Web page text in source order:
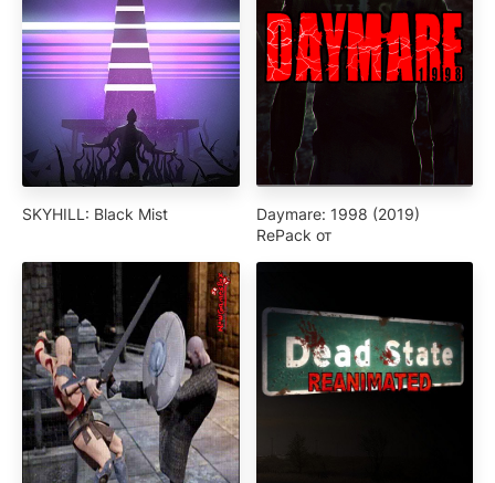
SKYHILL: Black Mist
Daymare: 1998 (2019)
RePack от